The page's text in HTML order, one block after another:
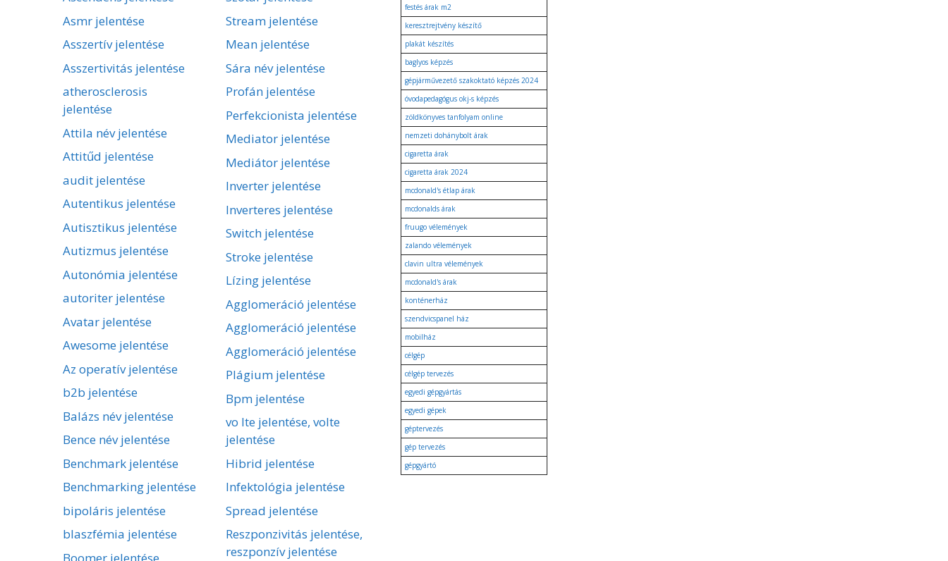
Asmr jelentése
Asszertív jelentése
Asszertivitás jelentése
atherosclerosis
jelentése
Attila név jelentése
Attitűd jelentése
audit jelentése
Autentikus jelentése
Autisztikus jelentése
Autizmus jelentése
Autonómia jelentése
autoriter jelentése
Avatar jelentése
Awesome jelentése
Az operatív jelentése
b2b jelentése
Balázs név jelentése
Bence név jelentése
Benchmark jelentése
Benchmarking jelentése
bipoláris jelentése
blaszfémia jelentése
Boomer jelentése
Stream jelentése
Mean jelentése
Sára név jelentése
Profán jelentése
Perfekcionista jelentése
Mediator jelentése
Mediátor jelentése
Inverter jelentése
Inverteres jelentése
Switch jelentése
Stroke jelentése
Lízing jelentése
Agglomeráció jelentése
Agglomeráció jelentése
Agglomeráció jelentése
Plágium jelentése
Bpm jelentése
vo lte jelentése, volte
jelentése
Hibrid jelentése
Infektológia jelentése
Spread jelentése
Reszponzivitás jelentése,
reszponzív jelentése
festés árak m2
keresztrejtvény készítő
plakát készítés
baglyos képzés
gépjárművezető szakoktató képzés 2024
óvodapedagógus okj-s képzés
zöldkönyves tanfolyam online
nemzeti dohánybolt árak
cigaretta árak
cigaretta árak 2024
mcdonald's étlap árak
mcdonalds árak
fruugo vélemények
zalando vélemények
clavin ultra vélemények
mcdonald's árak
konténerház
szendvicspanel ház
mobilház
célgép
célgép tervezés
egyedi gépgyártás
egyedi gépek
géptervezés
gép tervezés
gépgyártó